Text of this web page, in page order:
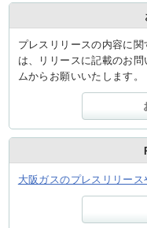
プレスリリースの内容に
は、リリースに記載のお
ムからお願いいたします。
大阪ガスのプレスリリース